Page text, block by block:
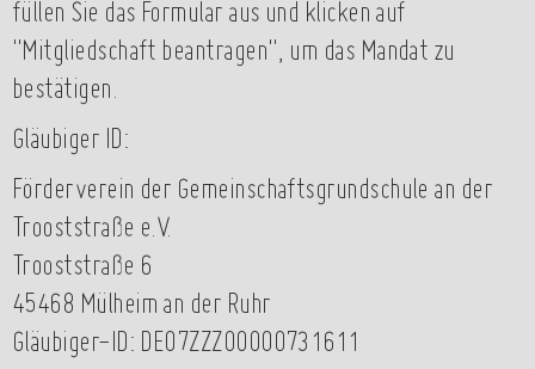
füllen Sie das Formular aus und klicken auf
"Mitgliedschaft beantragen", um das Mandat zu
bestätigen.
Gläubiger ID:
Förderverein der Gemeinschaftsgrundschule an der
Trooststraße e.V.
Trooststraße 6
45468 Mülheim an der Ruhr
Gläubiger-ID: DE07ZZZ00000731611